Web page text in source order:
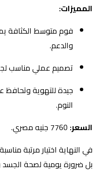
المميزات:
فوم متوسط الكثافة
والدعم.
تصميم عملي مناسب
جيدة للتهوية وتحافظ
النوم.
السعر:
في النهاية اختيار مرتبة